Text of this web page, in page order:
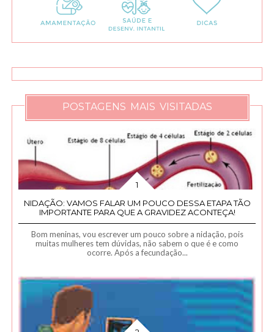
POSTAGENS MAIS VISITADAS
NIDAÇÃO: VAMOS FALAR UM POUCO DESSA ETAPA TÃO
IMPORTANTE PARA QUE A GRAVIDEZ ACONTEÇA!
Bom meninas, vou escrever um pouco sobre a nidação, pois
muitas mulheres tem dúvidas, não sabem o que é e como
ocorre. Após a fecundação...